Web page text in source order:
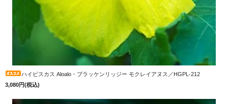
ハイビスカス Aloalo・ブラッケンリッジー モクレイアヌス／HGPL-212
3,080円(税込)